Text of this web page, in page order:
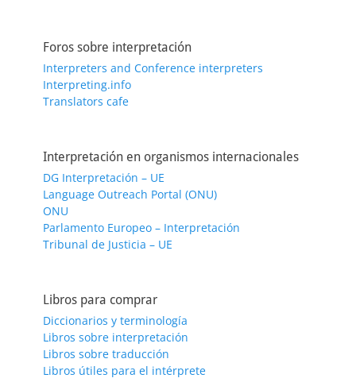
Foros sobre interpretación
Interpreters and Conference interpreters
Interpreting.info
Translators cafe
Interpretación en organismos internacionales
DG Interpretación – UE
Language Outreach Portal (ONU)
ONU
Parlamento Europeo – Interpretación
Tribunal de Justicia – UE
Libros para comprar
Diccionarios y terminología
Libros sobre interpretación
Libros sobre traducción
Libros útiles para el intérprete